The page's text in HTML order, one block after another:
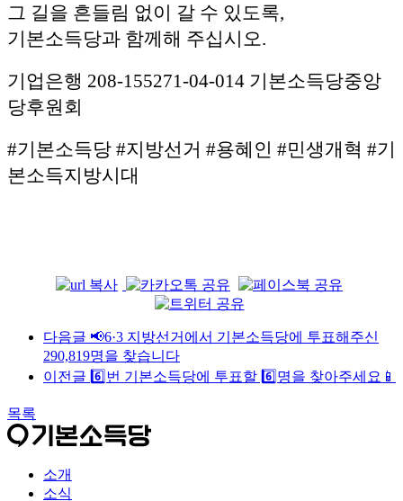
그 길을 흔들림 없이 갈 수 있도록,
기본소득당과 함께해 주십시오.
기업은행 208-155271-04-014 기본소득당중앙
당후원회
#기본소득당 #지방선거 #용혜인 #민생개혁 #기
본소득지방시대
다음글 📢6·3 지방선거에서 기본소득당에 투표해주신
290,819명을 찾습니다
이전글 6️⃣번 기본소득당에 투표할 6️⃣명을 찾아주세요📱
목록
소개
소식